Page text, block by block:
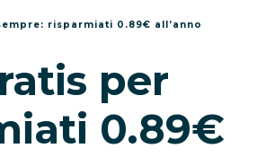
risparmiati 0.89€ all’anno
per
0.89€